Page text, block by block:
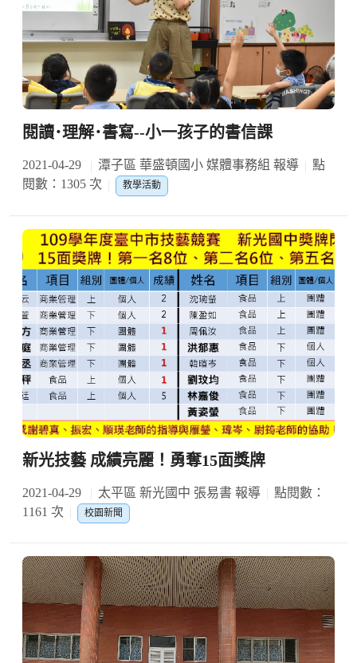
閱讀･理解･書寫--小一孩子的書信課
2021-04-29 潭子區 華盛頓國小 媒體事務組 報導
點
閱數：1305 次
教學活動
新光技藝 成績亮麗！勇奪15面獎牌
2021-04-29 太平區 新光國中 張易書 報導
點閱數：
1161 次
校園新聞